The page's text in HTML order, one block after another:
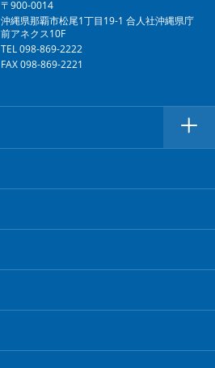
〒900-0014
沖縄県那覇市松尾1丁目19-1 合人社沖縄県庁
前アネクス10F
TEL 098-869-2222
FAX 098-869-2221